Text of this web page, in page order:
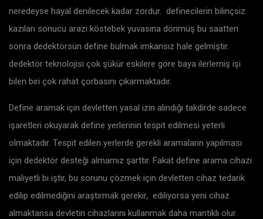
neredeyse hayal denilecek kadar zordur. definecilerin bilinçsiz
kazıları sonucu arazi köstebek yuvasına dönmüş bu saatten
sonra dedektörsün define bulmak imkansız hale gelmiştir.
dedektör teknolojisi çok şükür eskilere göre baya ilerlemiş işi
bilen biri çok rahat çorbasını çıkarmaktadır.
Define aramak için devletten yasal izin alındığı takdirde sadece
işaretleri okuyarak define yerlerinin tespit edilmesi yeterli
olmaktadır. Tespit edilen yerlerde gerekli aramaların yapılması
için dedektör desteği almamız şarttır. Fakat define arama cihazı
maliyetli bi iştir, bu sorunu çözmek için devletten cihaz tedarik
edilip edilmediğini araştırmak gerekir, ediliyorsa yeni cihaz
almaktansa devletin cihazlarını kullanmak daha mantıklı olur.